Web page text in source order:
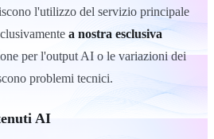
l'utilizzo del servizio principale
a nostra esclusiva
per l'output AI o le variazioni dei
problemi tecnici.
AI